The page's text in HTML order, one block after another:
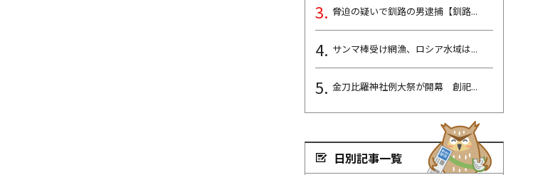
脅迫の疑いで釧路の男逮捕【釧路...
サンマ棒受け網漁、ロシア水域は...
金刀比羅神社例大祭が開幕 創祀...
日別記事一覧